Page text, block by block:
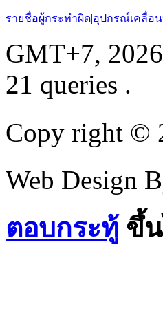
รายชื่อผู้กระทำผิด|อุปกรณ์เคลื่อ
GMT+7,
21 queries .
Copy right ©
Web Design
ตอบกระทู้ ขึ้